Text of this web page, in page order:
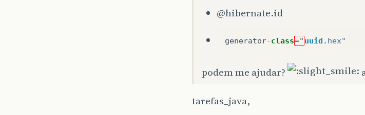
@hibernate.id
generator-class=" uuid . hex"
podem me ajudar?
tarefas_java,